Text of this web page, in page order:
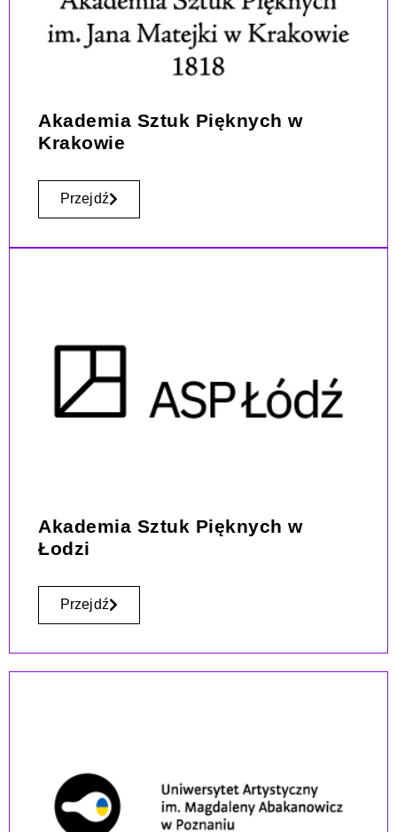
Akademia Sztuk Pięknych w
Krakowie
Przejdź
Akademia Sztuk Pięknych w
Łodzi
Przejdź